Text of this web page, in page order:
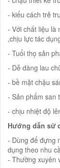
- kiểu cách trẻ
- Với chất liệu là
,chịu lực tác
- Tuổi thọ sản
- Dễ dàng lau
- bề mặt chậu
- Sản phẩm san
- chịu nhiệt độ
Hướng dẫn sử
- Dùng để đựng
dụng theo nhu
- Thường xuyên